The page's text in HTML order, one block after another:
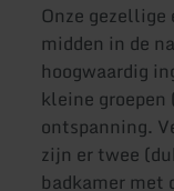
Onze
midden in de
hoogwaardig
kleine
ontspanning.
zijn er twee
badkamer